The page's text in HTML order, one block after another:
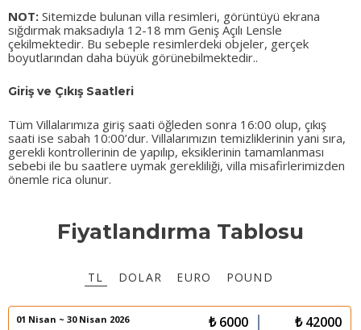
NOT: Sitemizde bulunan villa resimleri, görüntüyü ekrana
sığdırmak maksadıyla 12-18 mm Geniş Açılı Lensle
çekilmektedir. Bu sebeple resimlerdeki objeler, gerçek
boyutlarından daha büyük görünebilmektedir..
Giriş ve Çıkış Saatleri
Tüm Villalarımıza giriş saati öğleden sonra 16:00 olup, çıkış
saati ise sabah 10:00’dur. Villalarımızın temizliklerinin yani sıra,
gerekli kontrollerinin de yapılıp, eksiklerinin tamamlanması
sebebi ile bu saatlere uymak gerekliliği, villa misafirlerimizden
önemle rica olunur.
Fiyatlandırma Tablosu
TL DOLAR EURO POUND
01 Nisan ~ 30 Nisan 2026 ₺ 6000 ₺ 42000